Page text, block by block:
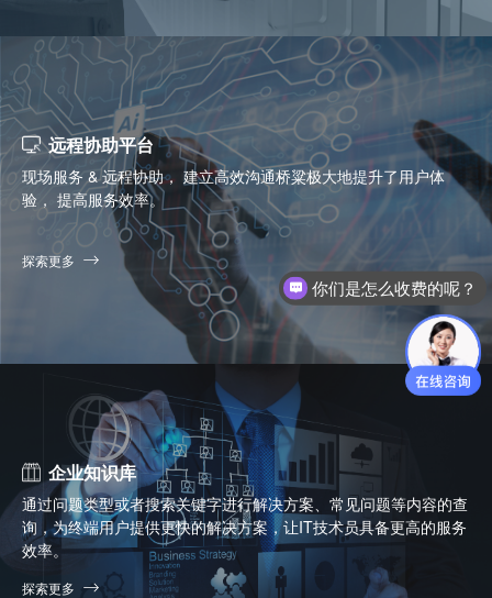
远程协助平台
现场服务 & 远程协助， 建立高效沟通桥粱极大地提升了用户体
验， 提高服务效率。
探索更多
企业知识库
通过问题类型或者搜索关键字进行解决方案、常见问题等内容的查
询，为终端用户提供更快的解决方案，让IT技术员具备更高的服务
效率。
探索更多
你们是怎么收费的呢？
现在有优惠活动么？